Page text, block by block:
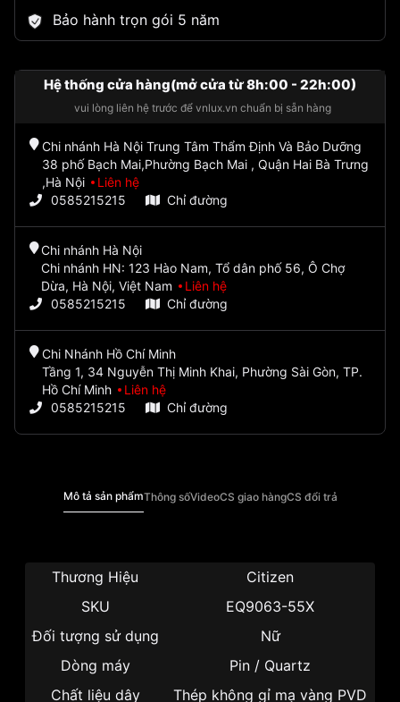
Bảo hành trọn gói 5 năm
Hệ thống cửa hàng(mở cửa từ 8h:00 - 22h:00)
vui lòng liên hệ trước để vnlux.vn chuẩn bị sẵn hàng
Chi nhánh Hà Nội Trung Tâm Thẩm Định Và Bảo Dưỡng
38 phố Bạch Mai,Phường Bạch Mai , Quận Hai Bà Trưng
,Hà Nội
Liên hệ
0585215215
Chỉ đường
Chi nhánh Hà Nội
Chi nhánh HN: 123 Hào Nam, Tổ dân phố 56, Ô Chợ
Dừa, Hà Nội, Việt Nam
Liên hệ
0585215215
Chỉ đường
Chi Nhánh Hồ Chí Minh
Tầng 1, 34 Nguyễn Thị Minh Khai, Phường Sài Gòn, TP.
Hồ Chí Minh
Liên hệ
0585215215
Chỉ đường
Mô tả sản phẩmThông sốVideoCS giao hàngCS đổi trả
Thương Hiệu
Citizen
SKU
EQ9063-55X
Đối tượng sử dụng
Nữ
Dòng máy
Pin / Quartz
Chất liệu dây
Thép không gỉ mạ vàng PVD